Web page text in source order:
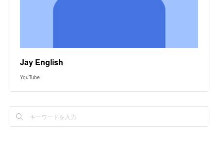
Jay English
YouTube